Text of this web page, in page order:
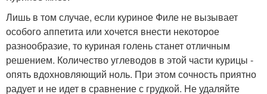
Лишь в том случае, если куриное Филе не вызывает
особого аппетита или хочется внести некоторое
разнообразие, то куриная голень станет отличным
решением. Количество углеводов в этой части курицы -
опять вдохновляющий ноль. При этом сочность приятно
радует и не идет в сравнение с грудкой. Не удаляйте